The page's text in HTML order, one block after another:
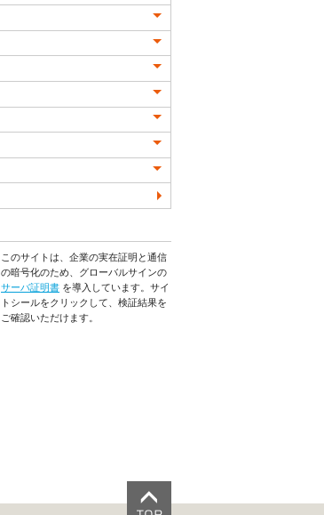
このサイトは、企業の実在証明と通信
の暗号化のため、グローバルサインの
サーバ証明書 を導入しています。サイ
トシールをクリックして、検証結果を
ご確認いただけます。